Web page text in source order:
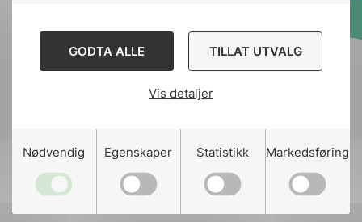
GODTA ALLE TILLAT UTVALG
Vis detaljer
Nødvendig Egenskaper Statistikk Markedsføring
Designed and developed
Stem Agency